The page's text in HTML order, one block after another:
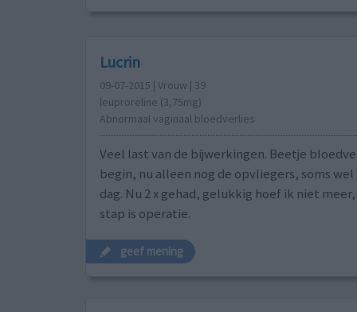
Lucrin
09-07-2015 | Vrouw | 39
leuproreline (3,75mg)
Abnormaal vaginaal bloedverlies
Veel last van de bijwerkingen. Beetje
begin, nu alleen nog de opvliegers, soms wel
dag. Nu 2 x gehad, gelukkig hoef ik niet
stap is operatie.
geef mening